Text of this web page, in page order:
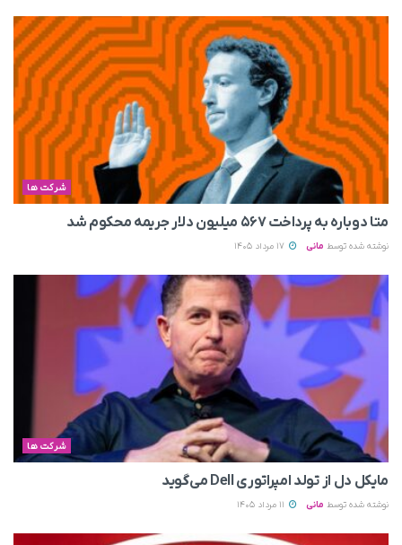
شرکت ها
متا دوباره به پرداخت ۵۶۷ میلیون دلار جریمه محکوم شد
نوشته شده توسط مانی
شرکت ها
مایکل دل از تولد امپراتوری Dell می‌گوید
نوشته شده توسط مانی